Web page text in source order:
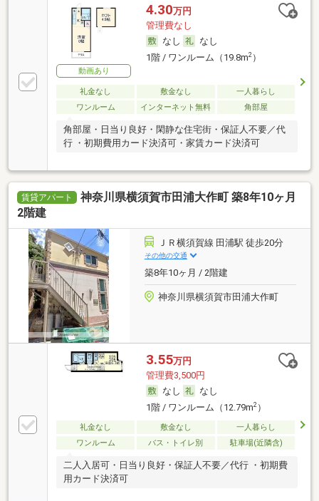
動画あり
4.30万円
管理費なし
なし
なし
1階 / ワンルーム（19.8m2）
礼金なし 敷金なし
一人暮らし
ワンルーム
インターネット無料 角部屋
角部屋・日当り良好・閑静な住宅街・保証人不要／代
行 ・初期費用カード決済可・家賃カード決済可
賃貸アパート
神奈川県横須賀市田浦大作町 築8年10ヶ月
2階建
ＪＲ横須賀線 田浦駅 徒歩20分
その他の交通
築8年10ヶ月 / 2階建
神奈川県横須賀市田浦大作町
3.55万円
管理費3,500円
なし
なし
1階 / ワンルーム（12.79m2）
礼金なし 敷金なし
一人暮らし
ワンルーム
バス・トイレ別 駐車場(近隣含)
二人入居可・日当り良好・保証人不要／代行 ・初期費
用カード決済可